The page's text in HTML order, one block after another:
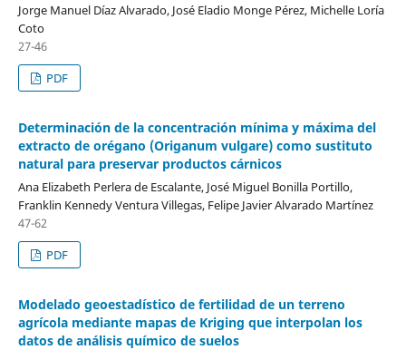
Jorge Manuel Díaz Alvarado, José Eladio Monge Pérez, Michelle Loría
Coto
27-46
PDF
Determinación de la concentración mínima y máxima del
extracto de orégano (Origanum vulgare) como sustituto
natural para preservar productos cárnicos
Ana Elizabeth Perlera de Escalante, José Miguel Bonilla Portillo,
Franklin Kennedy Ventura Villegas, Felipe Javier Alvarado Martínez
47-62
PDF
Modelado geoestadístico de fertilidad de un terreno
agrícola mediante mapas de Kriging que interpolan los
datos de análisis químico de suelos